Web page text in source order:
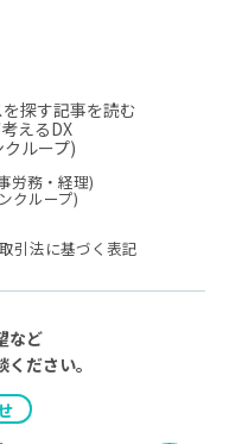
探す記事を読む
えるDX
ループ)
労務・経理)
クループ)
引法に基づく表記
など
ださい。